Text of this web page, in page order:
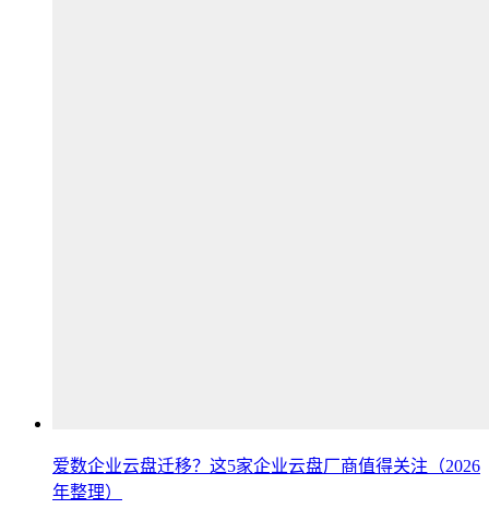
爱数企业云盘迁移？这5家企业云盘厂商值得关注（2026
年整理）